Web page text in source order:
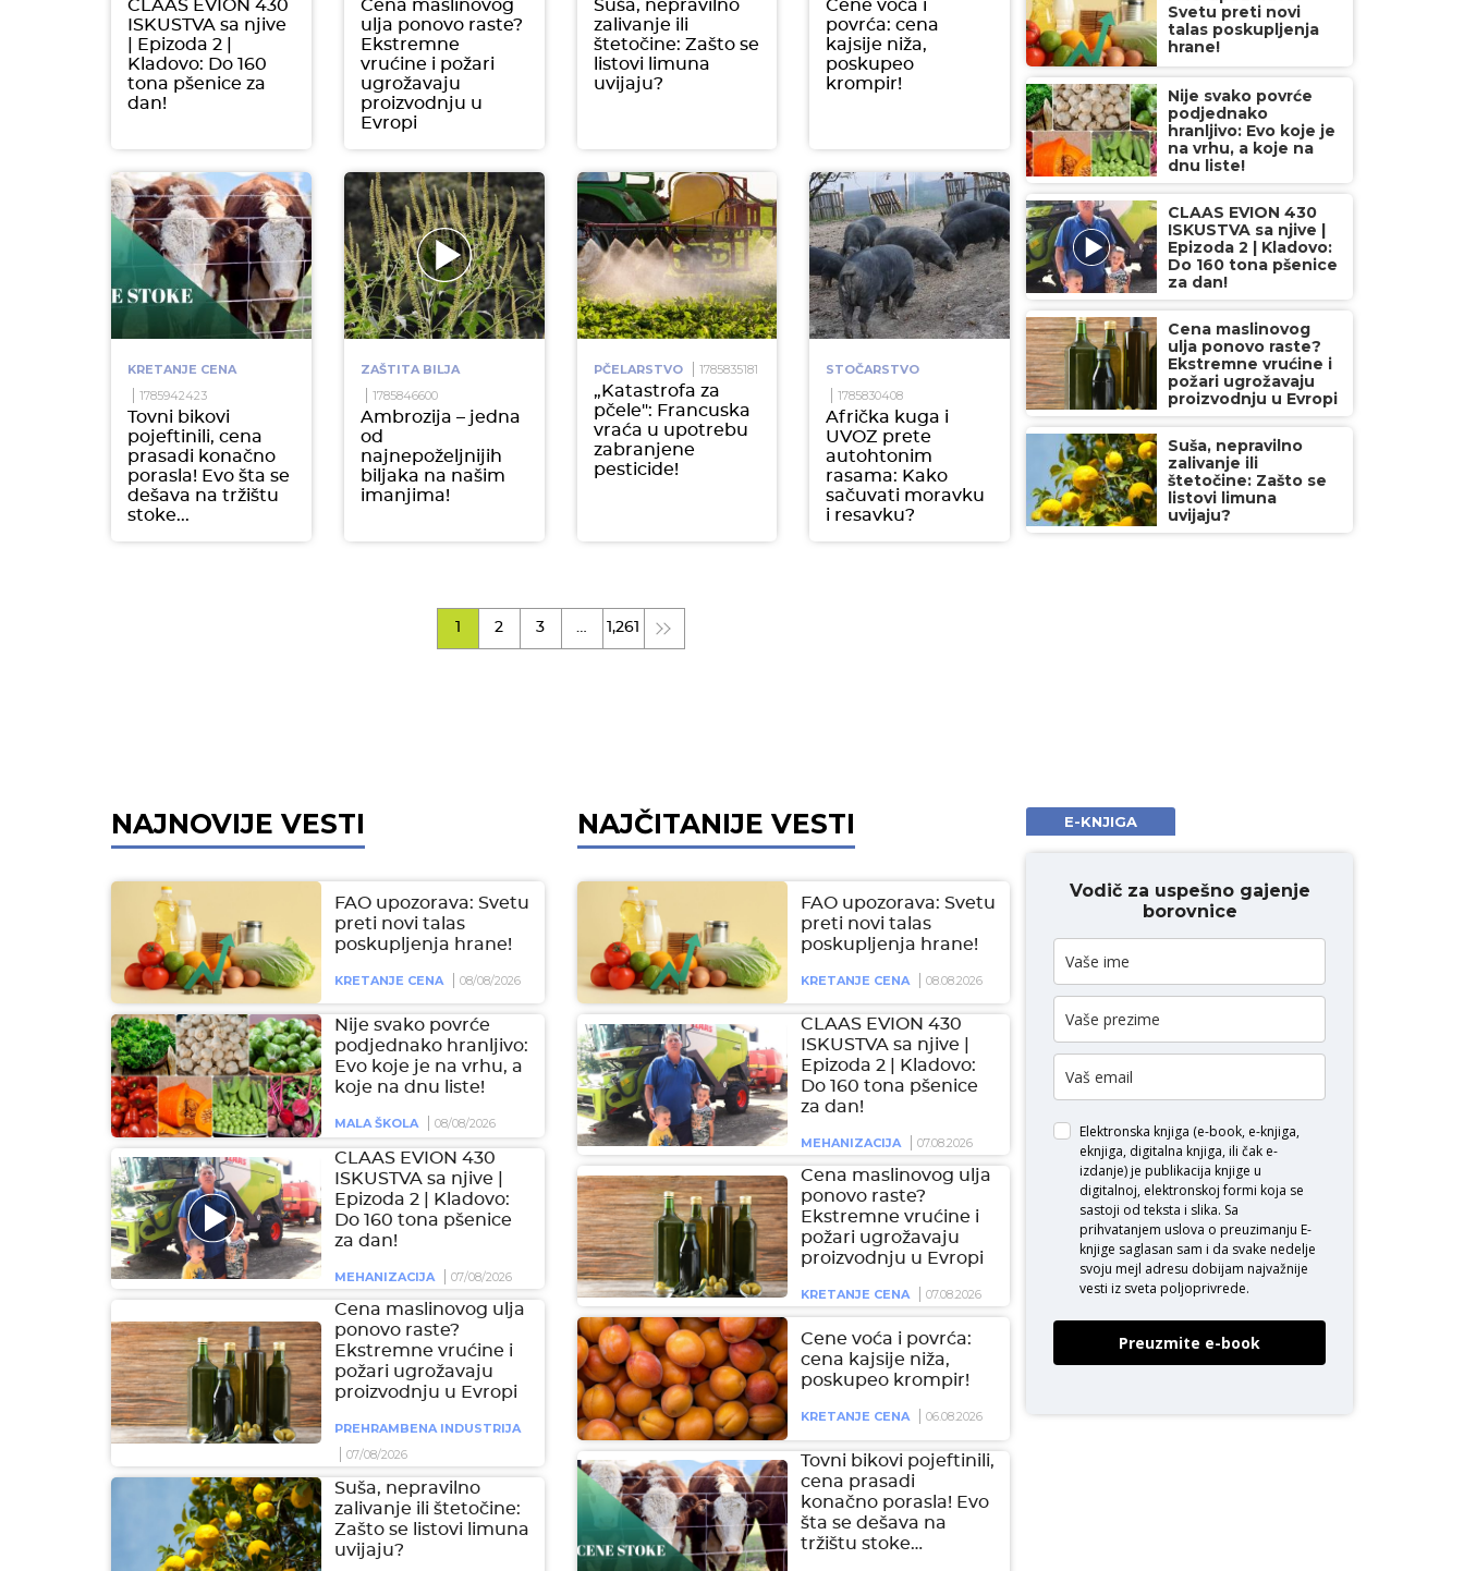
CLAAS EVION 430
ISKUSTVA sa njive
| Epizoda 2 |
Kladovo: Do 160
tona pšenice za
dan!
Cena maslinovog
ulja ponovo raste?
Ekstremne
vrućine i požari
ugrožavaju
proizvodnju u
Evropi
Suša, nepravilno
zalivanje ili
štetočine: Zašto se
listovi limuna
uvijaju?
Cene voća i
povrća: cena
kajsije niža,
poskupeo
krompir!
KRETANJE CENA
1785942423
Tovni bikovi
pojeftinili, cena
prasadi konačno
porasla! Evo šta se
dešava na tržištu
stoke...
ZAŠTITA BILJA
1785846600
Ambrozija – jedna
od
najnepoželjnijih
biljaka na našim
imanjima!
PČELARSTVO 1785835181
„Katastrofa za
pčele": Francuska
vraća u upotrebu
zabranjene
pesticide!
STOČARSTVO
1785830408
Afrička kuga i
UVOZ prete
autohtonim
rasama: Kako
sačuvati moravku
i resavku?
2 3 … 1,261
Svetu preti novi
talas poskupljenja
hrane!
Nije svako povrće
podjednako
hranljivo: Evo koje je
na vrhu, a koje na
dnu liste!
CLAAS EVION 430
ISKUSTVA sa njive |
Epizoda 2 | Kladovo:
Do 160 tona pšenice
za dan!
Cena maslinovog
ulja ponovo raste?
Ekstremne vrućine i
požari ugrožavaju
proizvodnju u Evropi
Suša, nepravilno
zalivanje ili
štetočine: Zašto se
listovi limuna
uvijaju?
NAJNOVIJE VESTI
FAO upozorava: Svetu
preti novi talas
poskupljenja hrane!
KRETANJE CENA 08/08/2026
Nije svako povrće
podjednako hranljivo:
Evo koje je na vrhu, a
koje na dnu liste!
MALA ŠKOLA 08/08/2026
CLAAS EVION 430
ISKUSTVA sa njive |
Epizoda 2 | Kladovo:
Do 160 tona pšenice
za dan!
MEHANIZACIJA 07/08/2026
Cena maslinovog ulja
ponovo raste?
Ekstremne vrućine i
požari ugrožavaju
proizvodnju u Evropi
PREHRAMBENA INDUSTRIJA
07/08/2026
Suša, nepravilno
zalivanje ili štetočine:
Zašto se listovi limuna
uvijaju?
NAJČITANIJE VESTI
FAO upozorava: Svetu
preti novi talas
poskupljenja hrane!
KRETANJE CENA 08.08.2026
CLAAS EVION 430
ISKUSTVA sa njive |
Epizoda 2 | Kladovo:
Do 160 tona pšenice
za dan!
MEHANIZACIJA 07.08.2026
Cena maslinovog ulja
ponovo raste?
Ekstremne vrućine i
požari ugrožavaju
proizvodnju u Evropi
KRETANJE CENA 07.08.2026
Cene voća i povrća:
cena kajsije niža,
poskupeo krompir!
KRETANJE CENA 06.08.2026
Tovni bikovi pojeftinili,
cena prasadi
konačno porasla! Evo
šta se dešava na
tržištu stoke…
E-KNJIGA
Vodič za uspešno gajenje
borovnice
Elektronska knjiga (e-book, e-knjiga,
eknjiga, digitalna knjiga, ili čak e-
izdanje) je publikacija knjige u
digitalnoj, elektronskoj formi koja se
sastoji od teksta i slika. Sa
prihvatanjem uslova o preuzimanju E-
knjige saglasan sam i da svake nedelje
svoju mejl adresu dobijam najvažnije
vesti iz sveta poljoprivrede.
Preuzmite e-book